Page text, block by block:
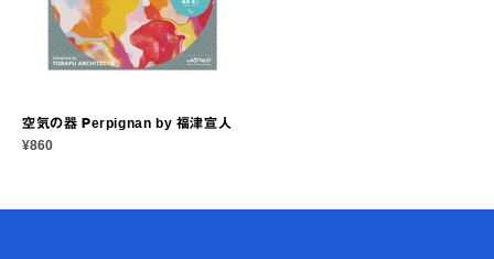
空気の器 Perpignan by 福津宣人
セール価格
¥860